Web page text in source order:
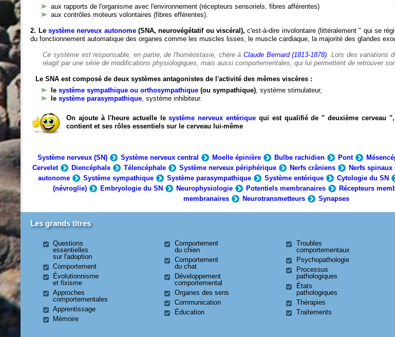
aux rapports de l'organisme avec l'environnement (récepteurs sensoriels, fibres afférentes)
aux contrôles moteurs volontaires (fibres efférentes).
2. Le système nerveux autonome(SNA, neurovégétatif ou viscéral), c'est-à-dire involontaire (littéralement " qui se
du fonctionnement automatique des organes comme les muscles lisses, le muscle cardiaque, la majorité des glandes
Ce système est responsable, en partie, de l'homéostasie, chère àClaude Bernard (1813-1878). Lors des variations
réagit par une série de modifications physiologiques, mais aussi comportementales, qui lui permettent de retrouver
Le SNA est composé de deux systèmes antagonistes de l'activité des mêmes viscères :
lesystème sympathique ou orthosympathique (ou sympathique), système stimulateur,
lesystème parasympathique, système inhibiteur.
On ajoute à l'heure actuelle lesystème nerveux entérique qui est qualifié de " deuxième cerveau
contient et ses rôles essentiels sur le cerveau lui-même
Système nerveux (SN) Système nerveux central Moelle épinière Bulbe rachidien Pont
Cervelet
Diencéphale Télencéphale Système nerveux périphérique Nerfs crâniens Nerfs
autonome
Système sympathique Système parasympathique Système entérique Cytologie du SN
(névroglie)
Embryologie du SN Neurophysiologie Potentiels membranaires Récepteurs
membranaires
Neurotransmetteurs Synapses
Les grands titres
Questions
essentielles
sur l'adoption
Comportement
Évolutionnisme
et fixisme
Approches
comportementales
Apprentissage
Mémoire
Comportement
du chien
Comportement
du chat
Développement
comportemental
Organes des sens
Communication
Éducation
Troubles
comportementaux
Psychopathologie
Processus
pathologiques
États
pathologiques
Thérapies
Traitements